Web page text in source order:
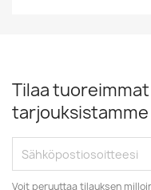
Tilaa
tarjouksistamme
Voit peruuttaa tilauksen